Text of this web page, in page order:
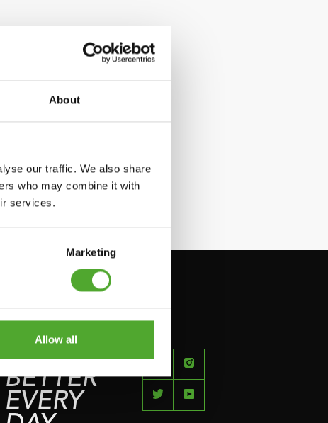
About
our traffic. We also share
who may combine it with
services.
Marketing
Allow all
FEEL
BETTER
EVERY